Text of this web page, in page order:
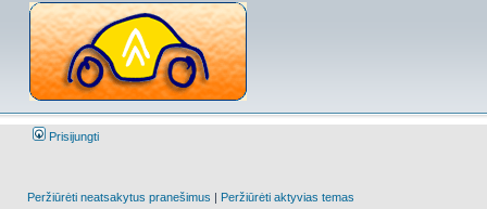
Prisijungti
Peržiūrėti neatsakytus pranešimus | Peržiūrėti aktyvias temas